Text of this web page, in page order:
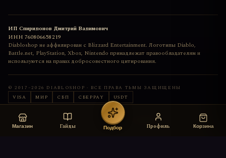
ИП Спиридонов Дмитрий Вадимович
ИНН 760806658219
Diabloshop не аффилирован с Blizzard Entertainment. Логотипы Diablo,
Battle.net, PlayStation, Xbox, Nintendo принадлежат правообладателям и
используются на правах добросовестного цитирования.
© 2017–2026 DIABLOSHOP · ВСЕ ПРАВА ТЬМЫ ЗАЩИЩЕНЫ
VISA
МИР СБП СБЕРPAY USDT
Сайт сделан с любовью deemkend
Магазин Гайды Подбор Профиль Корзина